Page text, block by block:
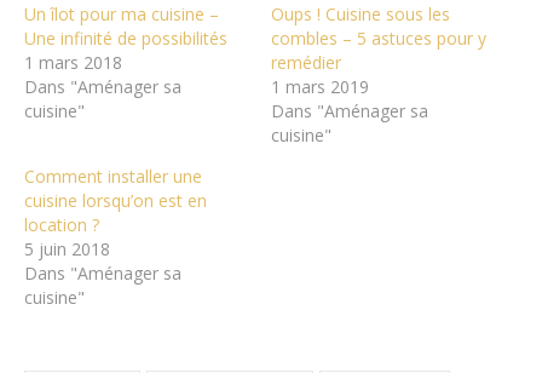
Un îlot pour ma cuisine –
Une infinité de possibilités
1 mars 2018
Dans "Aménager sa
cuisine"
Oups ! Cuisine sous les
combles – 5 astuces pour y
remédier
1 mars 2019
Dans "Aménager sa
cuisine"
Comment installer une
cuisine lorsqu’on est en
location ?
5 juin 2018
Dans "Aménager sa
cuisine"